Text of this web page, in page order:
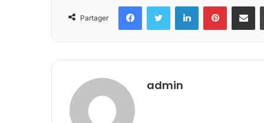
Partager
FacebookTwitter LinkedinPinterest
admin